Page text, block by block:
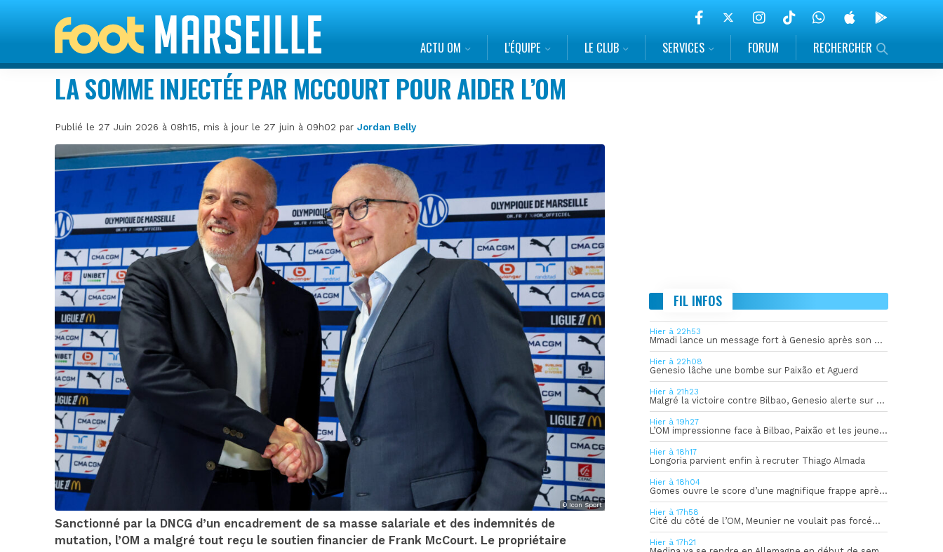
ACTU OM L’ÉQUIPE LE CLUB SERVICES FORUM RECHERCHER
LA SOMME INJECTÉE PAR MCCOURT POUR AIDER L’OM
Publié le 27 Juin 2026 à 08h15, mis à jour le 27 juin à 09h02 parJordan Belly
© Icon Sport
Sanctionné par la DNCG d’un encadrement de sa masse salariale et des indemnités de
mutation, l’OM a malgré tout reçu le soutien financier de Frank McCourt. Le propriétaire
FIL INFOS
Hier à 22h53
Mmadi lance un message fort à Genesio après son but
Hier à 22h08
Genesio lâche une bombe sur Paixão et Aguerd
Hier à 21h23
Malgré la victoire contre Bilbao, Genesio alerte sur une situation « pas idéale »
Hier à 19h27
L’OM impressionne face à Bilbao, Paixão et les jeunes brillent
Hier à 18h17
Longoria parvient enfin à recruter Thiago Almada
Hier à 18h04
Gomes ouvre le score d’une magnifique frappe après une entame convaincante
Hier à 17h58
Cité du côté de l’OM, Meunier ne voulait pas forcément quitter Lille
Hier à 17h21